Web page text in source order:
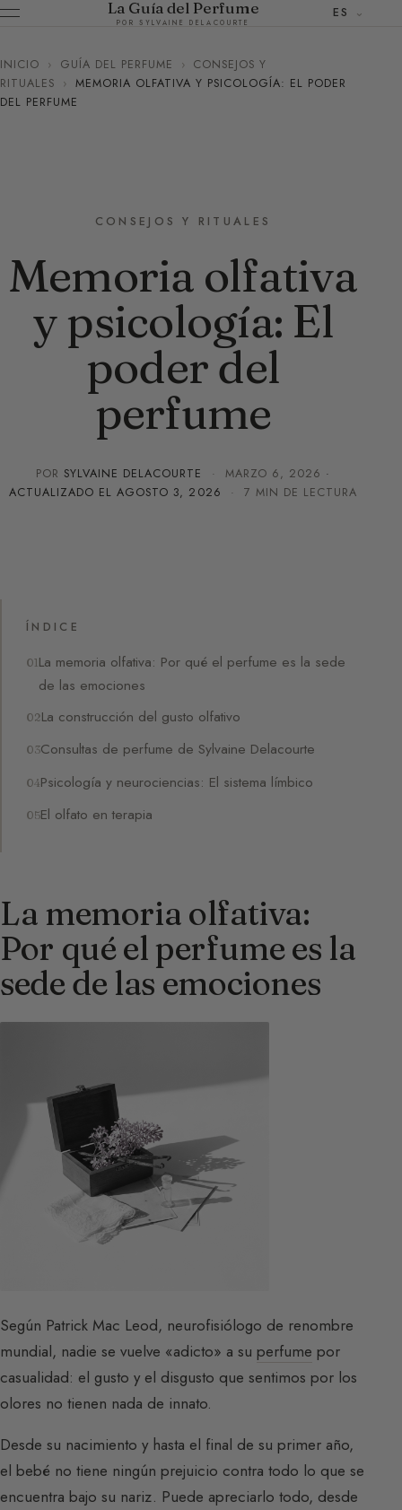
La Guía del Perfume
POR SYLVAINE DELACOURTE
ES
INICIO › GUÍA DEL PERFUME › CONSEJOS Y
RITUALES
› MEMORIA OLFATIVA Y PSICOLOGÍA: EL PODER
DEL PERFUME
CONSEJOS Y RITUALES
Memoria olfativa
y psicología: El
poder del
perfume
POR SYLVAINE DELACOURTE · MARZO 6, 2026 ·
ACTUALIZADO ELAGOSTO 3, 2026 · 7 MIN DE LECTURA
ÍNDICE
La memoria olfativa: Por qué el perfume es la sede
de las emociones
La construcción del gusto olfativo
Consultas de perfume de Sylvaine Delacourte
Psicología y neurociencias: El sistema límbico
El olfato en terapia
La memoria olfativa:
Por qué el perfume es la
sede de las emociones
Según Patrick Mac Leod, neurofisiólogo de renombre
mundial, nadie se vuelve «adicto» a su perfume por
casualidad: el gusto y el disgusto que sentimos por los
olores no tienen nada de innato.
Desde su nacimiento y hasta el final de su primer año,
el bebé no tiene ningún prejuicio contra todo lo que se
encuentra bajo su nariz. Puede apreciarlo todo, desde